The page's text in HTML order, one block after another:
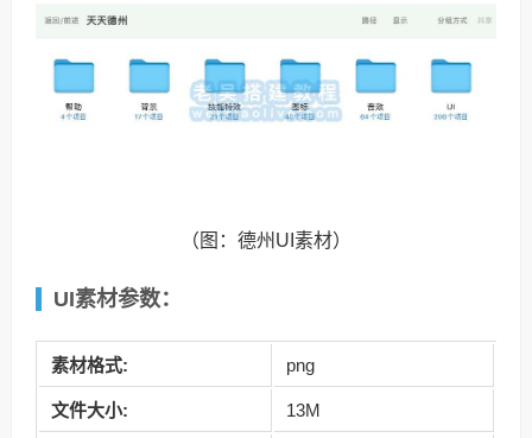
（图：德州UI素材）
UI素材参数：
素材格式: png
文件大小: 13M